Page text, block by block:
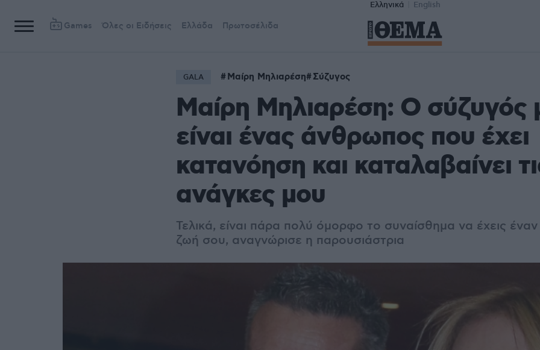
Ελληνικά English
Games Όλες οι Ειδήσεις Ελλάδα Πρωτοσέλιδα
GALA Μαίρη Μηλιαρέση Σύζυγος
Μαίρη Μηλιαρέση: Ο σύζυγός
είναι ένας άνθρωπος που έχει
κατανόηση και καταλαβαίνει
ανάγκες μου
Τελικά, είναι πάρα πολύ όμορφο το συναίσθημα να έχεις
ζωή σου, αναγνώρισε η παρουσιάστρια